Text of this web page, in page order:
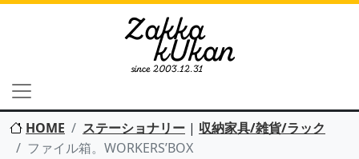
HOME ステーショナリー | 収納家具/雑貨/ラック
ファイル箱。WORKERS’BOX